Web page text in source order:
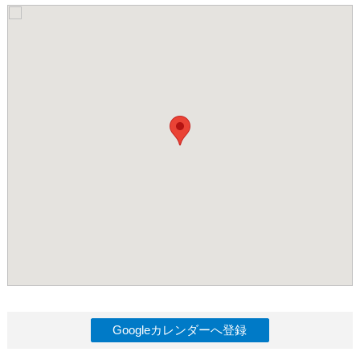
Googleカレンダーへ登録